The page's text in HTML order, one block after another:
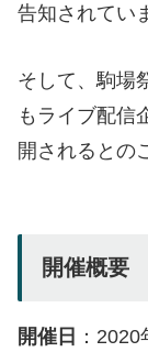
告知されてい
そして、駒場
もライブ配信
開されるとの
開催概要
開催日 ：